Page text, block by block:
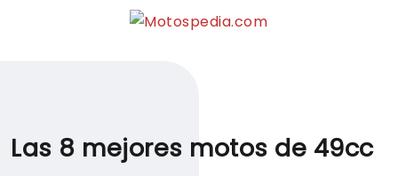
Las 8 mejores motos de 49cc